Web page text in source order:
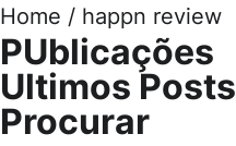
Home / happn review
PUblicações
Ultimos Posts
Procurar